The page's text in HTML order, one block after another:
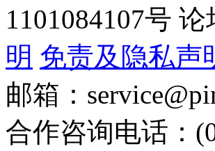
1101084107号
明 免责及隐私声
邮箱：
合作咨询电话：